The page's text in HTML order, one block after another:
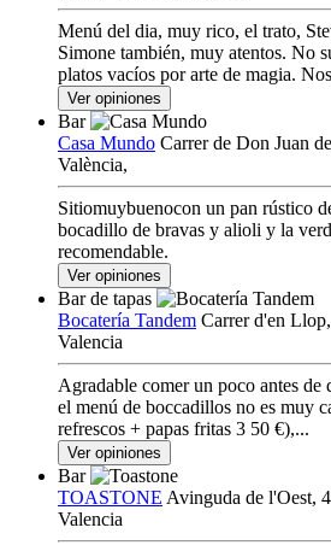
Menú del dia, muy rico, el trato,
Simone también, muy atentos. No
platos vacíos por arte de magia.
Ver opiniones
Bar
Casa Mundo Carrer de Don Juan
València,
Sitiomuybuenocon un pan rústico
bocadillo de bravas y alioli y la
recomendable.
Ver opiniones
Bar de tapas
Bocatería Tandem Carrer d'en
Valencia
Agradable comer un poco antes de
el menú de boccadillos no es muy
refrescos + papas fritas 3 50 €),...
Ver opiniones
Bar
TOASTONE Avinguda de l'Oest,
Valencia